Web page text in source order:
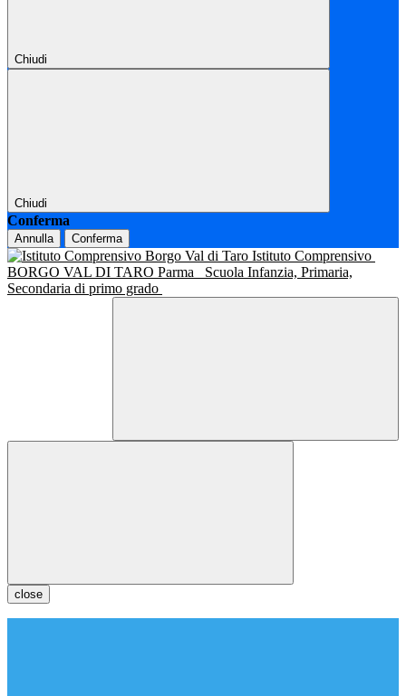
Chiudi
Chiudi
Conferma
Annulla Conferma
Istituto Comprensivo
BORGO VAL DI TARO Parma
Scuola Infanzia, Primaria,
Secondaria di primo grado
close